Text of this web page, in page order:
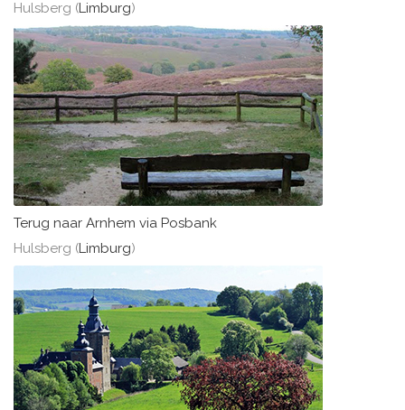
Hulsberg (Limburg)
Terug naar Arnhem via Posbank
Hulsberg (Limburg)